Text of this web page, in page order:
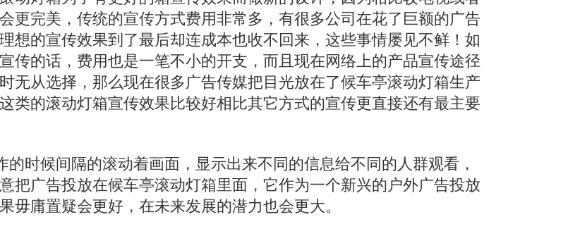
更完美，传统的宣传方式费用非常多，有很多公司在花了巨额的广告
想的宣传效果到了最后却连成本也收不回来，这些事情屡见不鲜！如
传的话，费用也是一笔不小的开支，而且现在网络上的产品宣传途径
无从选择，那么现在很多广告传媒把目光放在了候车亭滚动灯箱生产
类的滚动灯箱宣传效果比较好相比其它方式的宣传更直接还有最主要
时候间隔的滚动着画面，显示出来不同的信息给不同的人群观看，
把广告投放在候车亭滚动灯箱里面，它作为一个新兴的户外广告投放
毋庸置疑会更好，在未来发展的潜力也会更大。